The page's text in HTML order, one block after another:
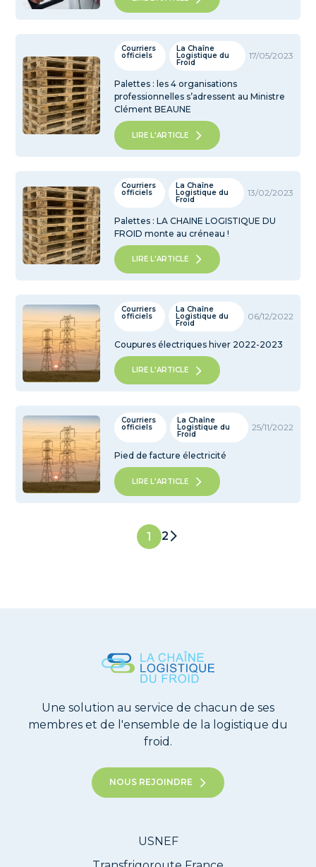
17/05/2023
Courriers
officiels
La Chaîne
Logistique du
Froid
Palettes : les 4 organisations
professionnelles s’adressent au Ministre
Clément BEAUNE
LIRE L'ARTICLE
13/02/2023
Courriers
officiels
La Chaîne
Logistique du
Froid
Palettes : LA CHAINE LOGISTIQUE DU
FROID monte au créneau !
LIRE L'ARTICLE
06/12/2022
Courriers
officiels
La Chaîne
Logistique du
Froid
Coupures électriques hiver 2022-2023
LIRE L'ARTICLE
25/11/2022
Courriers
officiels
La Chaîne
Logistique du
Froid
Pied de facture électricité
LIRE L'ARTICLE
1 2
Une solution au service de chacun de ses
membres et de l'ensemble de la logistique du
froid.
NOUS REJOINDRE
USNEF